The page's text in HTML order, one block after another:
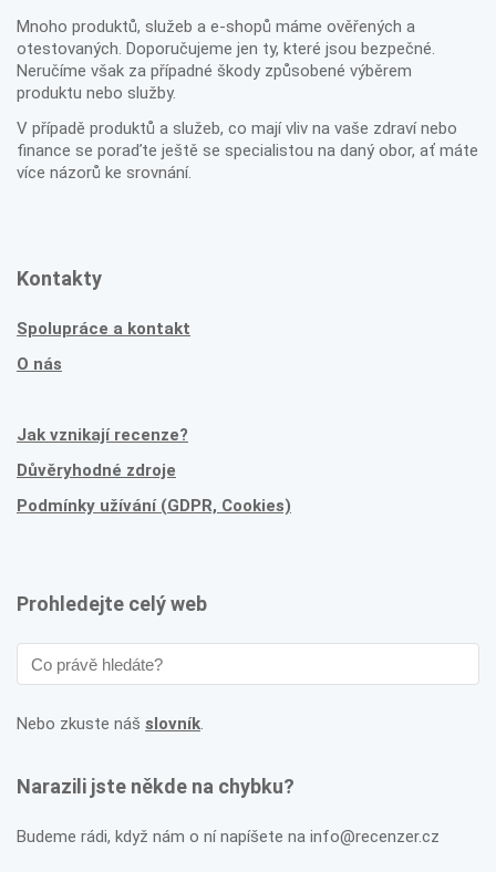
Mnoho produktů, služeb a e-shopů máme ověřených a
otestovaných. Doporučujeme jen ty, které jsou bezpečné.
Neručíme však za případné škody způsobené výběrem
produktu nebo služby.
V případě produktů a služeb, co mají vliv na vaše zdraví nebo
finance se poraďte ještě se specialistou na daný obor, ať máte
více názorů ke srovnání.
Kontakty
Spolupráce a kontakt
O nás
Jak vznikají recenze?
Důvěryhodné zdroje
Podmínky užívání (GDPR, Cookies)
Prohledejte celý web
Nebo zkuste náš slovník.
Narazili jste někde na chybku?
Budeme rádi, když nám o ní napíšete na info@recenzer.cz